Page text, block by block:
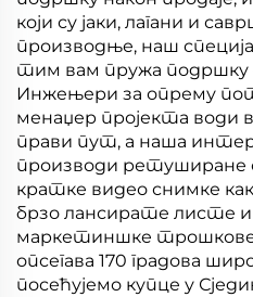
који су јаки, лагани и
производње, наш
тим вам пружа подршку
Инжењери за опрему
менаџер пројекта води
прави пут, а наша
производи ретуширане
кратке видео снимке
брзо лансирате листе
маркетиншке
опсегава 170 градова
посећујемо купце у